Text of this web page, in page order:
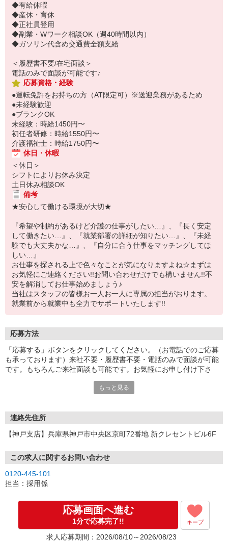
◆有給休暇
◆産休・育休
◆正社員登用
◆副業・Wワーク相談OK（週40時間以内）
◆ガソリン代含め交通費全額支給
＜履歴書不要/在宅面談＞
電話のみで面談が可能です♪
応募資格・経験
●運転免許をお持ちの方（AT限定可）※送迎業務があるため
●未経験歓迎
●ブランクOK
未経験：時給1450円〜
初任者研修：時給1550円〜
介護福祉士：時給1750円〜
休日・休暇
＜休日＞
シフトによりお休み決定
土日休み相談OK
備考
★安心して働ける環境が大切★
『希望や制約があるけど介護の仕事がしたい…』、『長く安定
して働きたい…』、『就業部署の詳細が知りたい…』、『未経
験でも大丈夫かな…』、『自分に合う仕事をマッチングしてほ
しい…』
お仕事を探される上で色々なことが気になりますよね☆まずは
お気軽にご連絡ください!!お問い合わせだけでも構いません!!不
安を解消してお仕事始めましょう♪
当社はスタッフの皆様お一人お一人に専属の担当がおります。
就業前から就業中も全力でサポートいたします!!
応募方法
「応募する」ボタンをクリックしてください。（お電話でのご応募
も承っております）来社不要・履歴書不要・電話のみで面談が可能
です。もちろんご来社面談も可能です。お気軽にお申し付け下さ
もっと見る
連絡先住所
【神戸支店】兵庫県神戸市中央区京町72番地 新クレセントビル6F
この求人に関するお問い合わせ
0120-445-101
担当：採用係
応募画面へ進む
1分で応募完了!! キープ
求人応募期間：2026/08/10～2026/08/23